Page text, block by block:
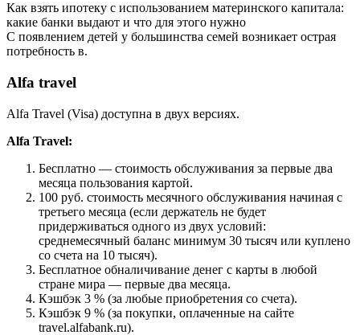
Как взять ипотеку с использованием материнского капитала:
какие банки выдают и что для этого нужно
С появлением детей у большинства семей возникает острая
потребность в.
Alfa travel
Alfa Travel (Visa) доступна в двух версиях.
Alfa Travel:
Бесплатно — стоимость обслуживания за первые два
месяца пользования картой.
100 руб. стоимость месячного обслуживания начиная с
третьего месяца (если держатель не будет
придерживаться одного из двух условий:
среднемесячный баланс минимум 30 тысяч или куплено
со счета на 10 тысяч).
Бесплатное обналичивание денег с карты в любой
стране мира — первые два месяца.
Кэшбэк 3 % (за любые приобретения со счета).
Кэшбэк 9 % (за покупки, оплаченные на сайте
travel.alfabank.ru).